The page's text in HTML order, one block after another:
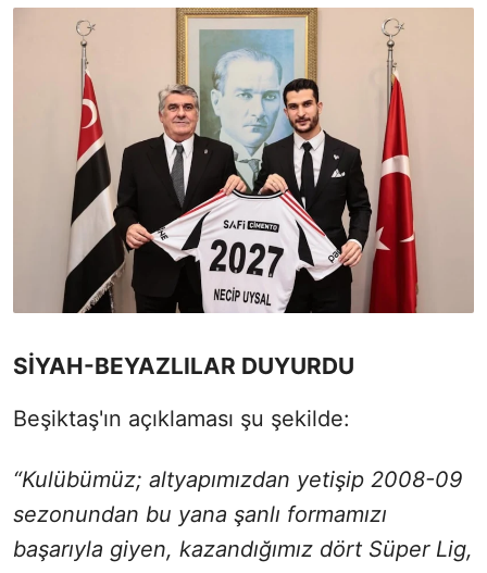
SİYAH-BEYAZLILAR DUYURDU
Beşiktaş'ın açıklaması şu şekilde:
“Kulübümüz; altyapımızdan yetişip 2008-09
sezonundan bu yana şanlı formamızı
başarıyla giyen, kazandığımız dört Süper Lig,